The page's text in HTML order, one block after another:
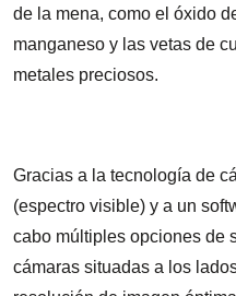
de la mena, como el óxido
manganeso y las vetas de
metales preciosos.
Gracias a la tecnología de
(espectro visible) y a un
cabo múltiples opciones de
cámaras situadas a los